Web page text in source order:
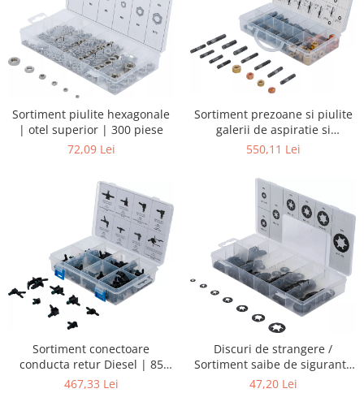
Sortiment piulite hexagonale
| otel superior | 300 piese
72,09 Lei
Sortiment prezoane si piulite
galerii de aspiratie si
evacuare | 100 piese
550,11 Lei
Sortiment conectoare
conducta retur Diesel | 85
piese
467,33 Lei
Discuri de strangere /
Sortiment saibe de siguranta
| M3 - M12 | 340 piese
47,20 Lei